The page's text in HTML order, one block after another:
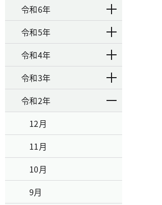
令和6年
令和5年
令和4年
令和3年
令和2年
12月
11月
10月
9月